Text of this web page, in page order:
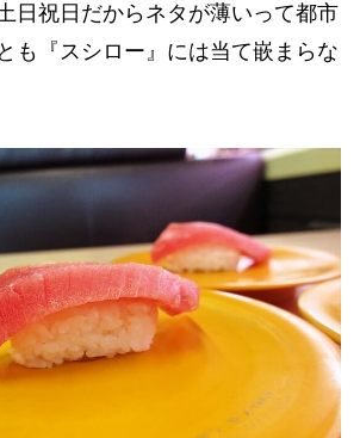
日祝日だからネタが薄いって都市
も『スシロー』には当て嵌まらな